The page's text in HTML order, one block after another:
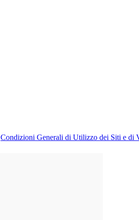
Condizioni Generali di Utilizzo dei Siti e di